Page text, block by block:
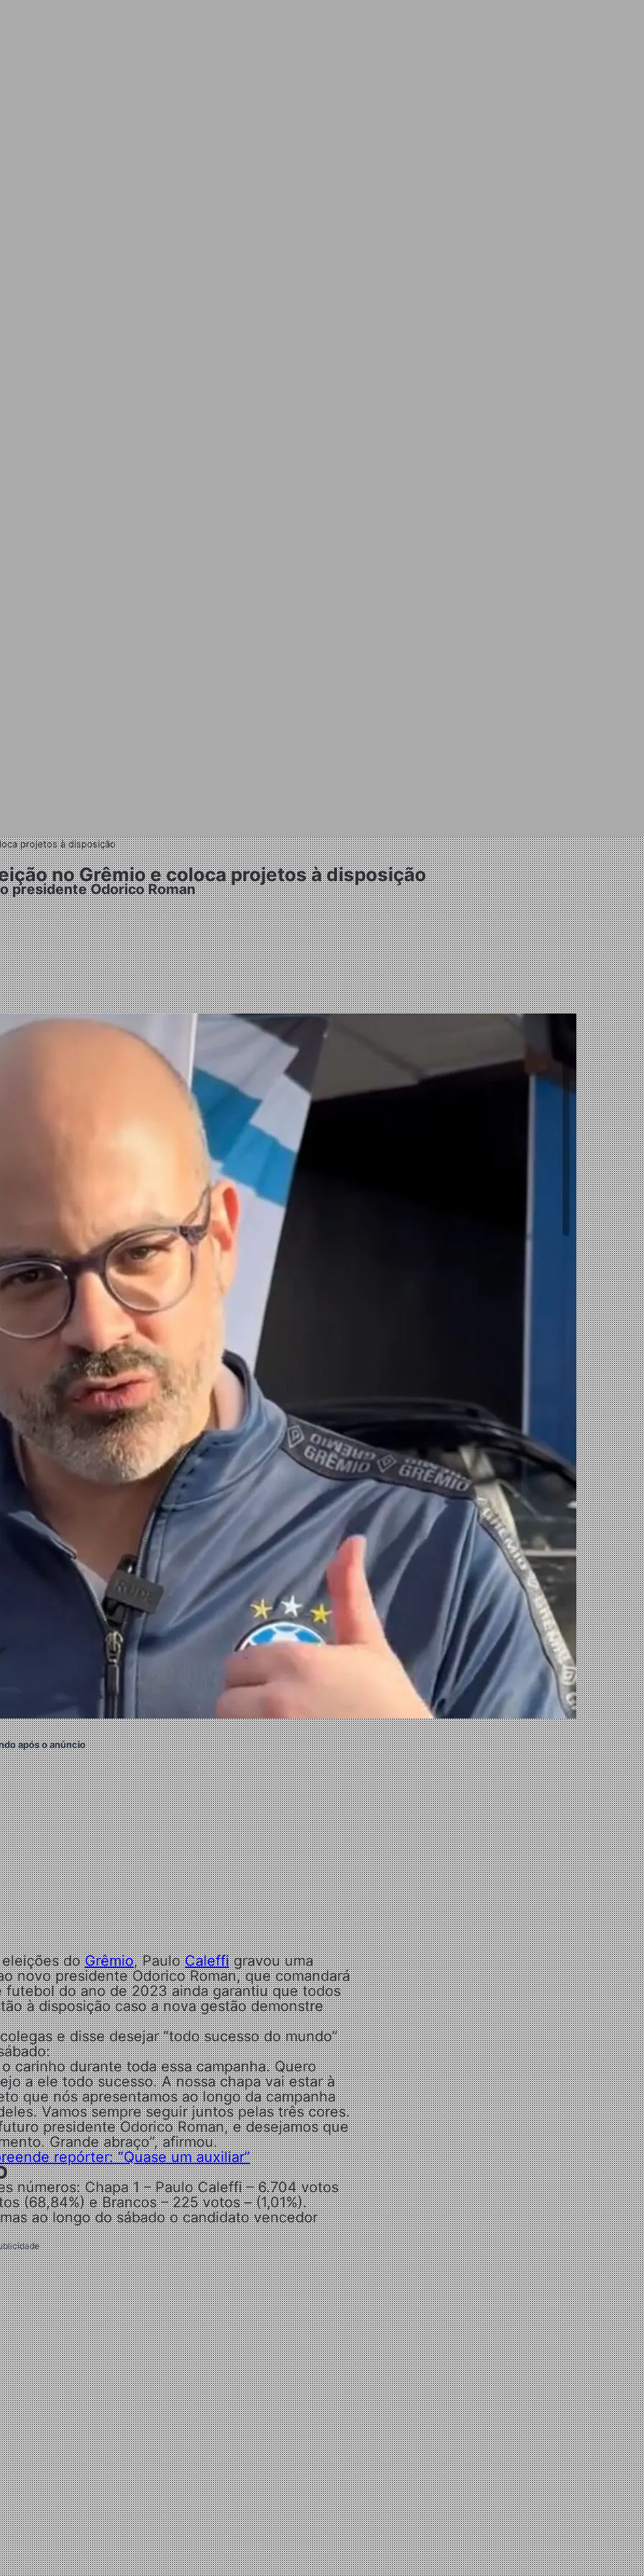
projetos à disposição
no Grêmio e coloca projetos à disposição
presidente Odorico Roman
após o anúncio
eleições doGrêmio, PauloCaleffigravou uma
novo presidente Odorico Roman, que comandará
do ano de 2023 ainda garantiu que todos
à disposição caso a nova gestão demonstre
e disse desejar “todo sucesso do mundo”
carinho durante toda essa campanha. Quero
a ele todo sucesso. A nossa chapa vai estar à
que nós apresentamos ao longo da campanha
Vamos sempre seguir juntos pelas três cores.
presidente Odorico Roman, e desejamos que
Grande abraço”, afirmou.
repórter: “Quase um auxiliar”
números: Chapa 1 – Paulo Caleffi – 6.704 votos
(68,84%) e Brancos – 225 votos – (1,01%).
ao longo do sábado o candidato vencedor